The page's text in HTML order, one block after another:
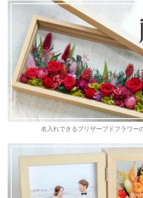
名入れできるプリザーブドフラワー